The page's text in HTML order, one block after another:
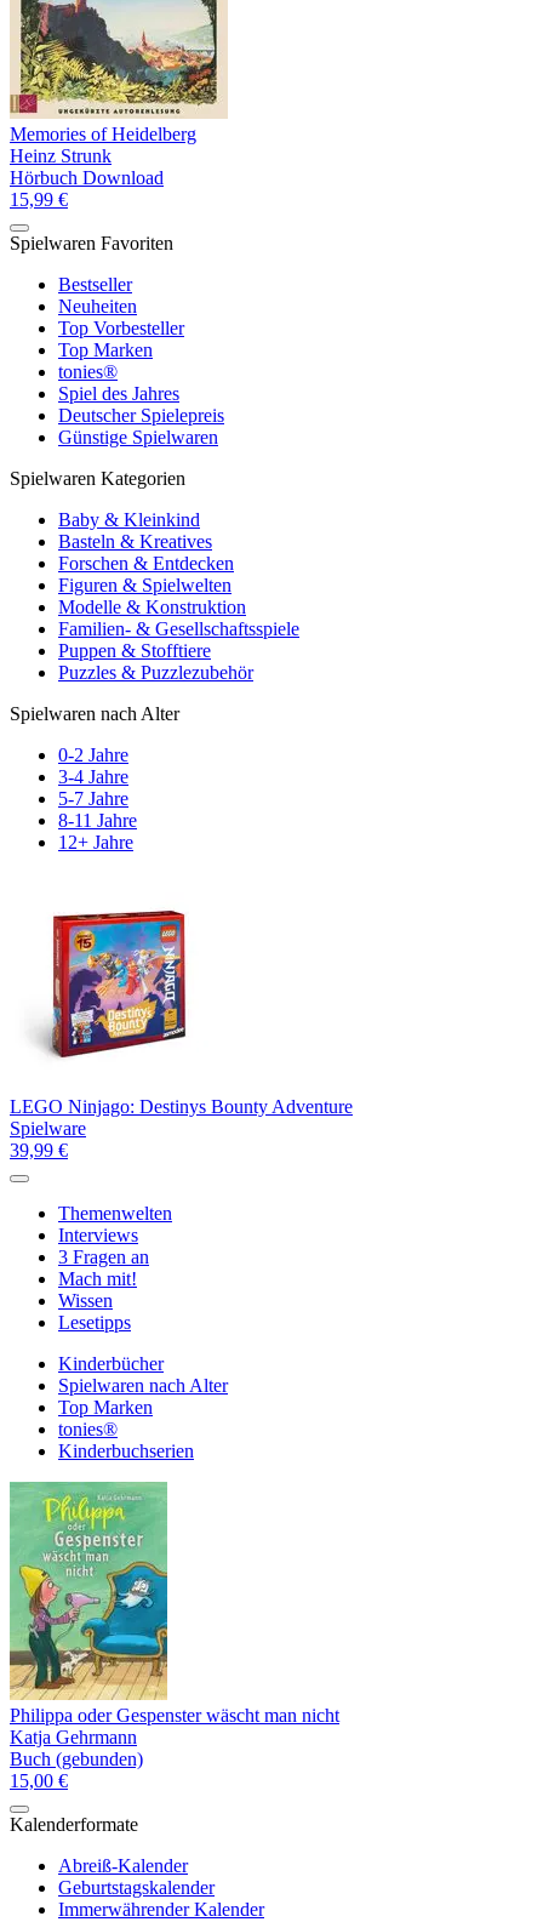
Memories of Heidelberg
Heinz Strunk
Hörbuch Download
15,99 €
Spielwaren Favoriten
Bestseller
Neuheiten
Top Vorbesteller
Top Marken
tonies®
Spiel des Jahres
Deutscher Spielepreis
Günstige Spielwaren
Spielwaren Kategorien
Baby & Kleinkind
Basteln & Kreatives
Forschen & Entdecken
Figuren & Spielwelten
Modelle & Konstruktion
Familien- & Gesellschaftsspiele
Puppen & Stofftiere
Puzzles & Puzzlezubehör
Spielwaren nach Alter
0-2 Jahre
3-4 Jahre
5-7 Jahre
8-11 Jahre
12+ Jahre
LEGO Ninjago: Destinys Bounty Adventure
Spielware
39,99 €
Themenwelten
Interviews
3 Fragen an
Mach mit!
Wissen
Lesetipps
Kinderbücher
Spielwaren nach Alter
Top Marken
tonies®
Kinderbuchserien
Philippa oder Gespenster wäscht man nicht
Katja Gehrmann
Buch (gebunden)
15,00 €
Kalenderformate
Abreiß-Kalender
Geburtstagskalender
Immerwährender Kalender